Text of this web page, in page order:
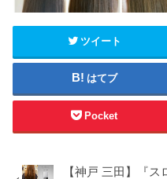
ツイート
はてブ
Pocket
【神戸 三田】『